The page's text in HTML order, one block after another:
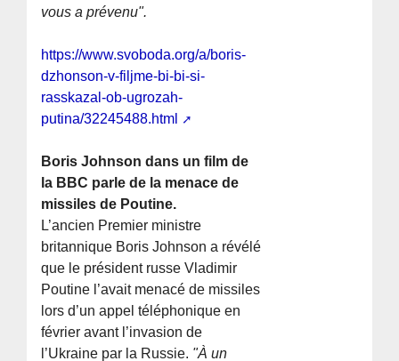
vous a prévenu".
https://www.svoboda.org/a/boris-
dzhonson-v-filjme-bi-bi-si-
rasskazal-ob-ugrozah-
putina/32245488.html
Boris Johnson dans un film de
la BBC parle de la menace de
missiles de Poutine.
L’ancien Premier ministre
britannique Boris Johnson a révélé
que le président russe Vladimir
Poutine l’avait menacé de missiles
lors d’un appel téléphonique en
février avant l’invasion de
l’Ukraine par la Russie. "À un